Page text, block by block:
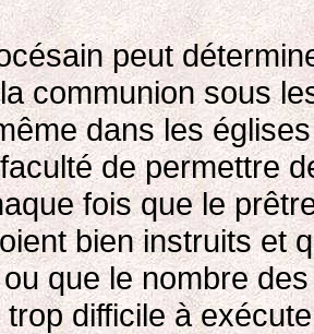
peut
communion sous
dans les
de permettre
fois que le
bien instruits et
que le nombre
difficile à